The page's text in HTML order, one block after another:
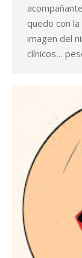
quedo con
imagen del
clínicos…